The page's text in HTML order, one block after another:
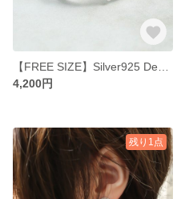
4,200円
残り1点